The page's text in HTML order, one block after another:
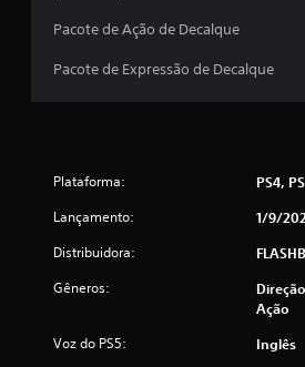
Pacote de Ação de Decalque
Pacote de Expressão de Decalque
Plataforma: PS4,
Lançamento: 1/9/
Distribuidora:
Gêneros:
Ação
Voz do PS5: Inglês